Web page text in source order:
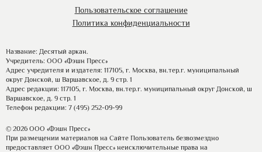
Пользовательское соглашение
Политика конфиденциальности
Название: Десятый аркан.
Учредитель: ООО «Фэшн Пресс»
Адрес учредителя и издателя: 117105, г. Москва, вн.тер.г. муниципальный
округ Донской, ш Варшавское, д. 9 стр. 1
Адрес редакции: 117105, г. Москва, вн.тер.г. муниципальный округ Донской, ш
Варшавское, д. 9 стр. 1
Телефон редакции: 7 (495) 252-09-99
© 2026 ООО «Фэшн Пресс»
При размещении материалов на Сайте Пользователь безвозмездно
предоставляет ООО «Фэшн Пресс» неисключительные права на